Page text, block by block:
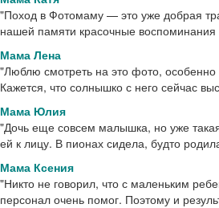
"Поход в Фотомаму — это уже добрая
нашей памяти красочные
Мама Лена
"Люблю смотреть на это фото,
Кажется, что солнышко с него сейчас
Мама Юлия
"Дочь еще совсем малышка, но уже
ей к лицу. В пионах сидела, будто
Мама Ксения
"Никто не говорил, что с маленьким
персонал очень помог. Поэтому и